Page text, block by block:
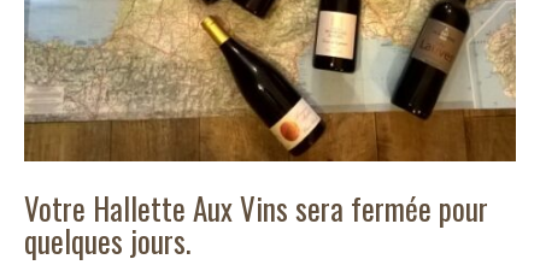
Votre Hallette Aux Vins sera fermée pour
quelques jours.